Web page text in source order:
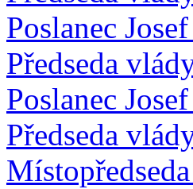
Poslanec
Předseda
Poslanec
Předseda